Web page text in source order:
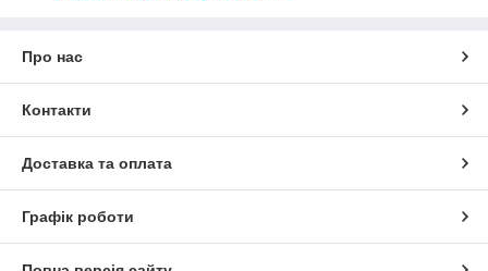
Про нас
Контакти
Доставка та оплата
Графік роботи